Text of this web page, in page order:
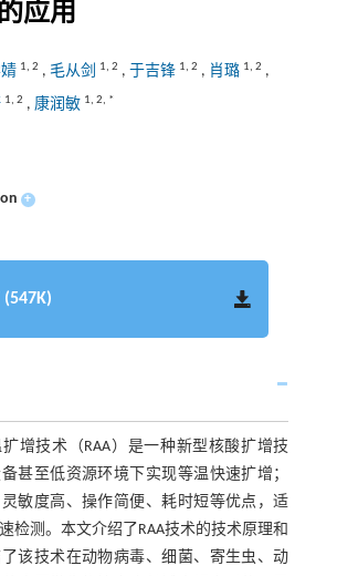
应用
1, 2 , 毛从剑 1, 2 , 于吉锋 1, 2 , 肖璐 1, 2 ,
1, 2 , 康润敏 1, 2, *
+
(547K)
增技术（RAA）是一种新型核酸扩增技
甚至低资源环境下实现等温快速扩增；
敏度高、操作简便、耗时短等优点，适
检测。本文介绍了RAA技术的技术原理和
该技术在动物病毒、细菌、寄生虫、动